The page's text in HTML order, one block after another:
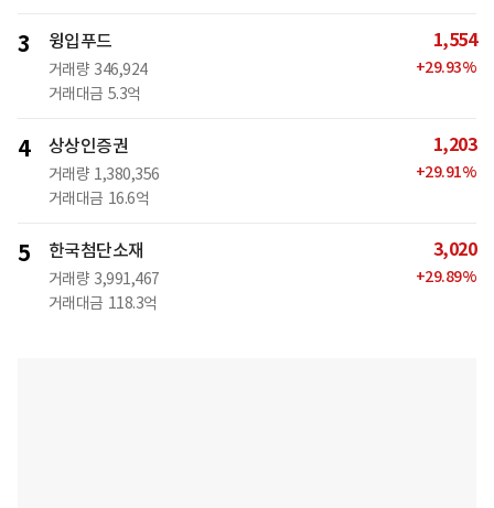
3 윙입푸드
거래량 346,924
거래대금 5.3억
1,554
+29.93%
4 상상인증권
거래량 1,380,356
거래대금 16.6억
1,203
+29.91%
5 한국첨단소재
거래량 3,991,467
거래대금 118.3억
3,020
+29.89%